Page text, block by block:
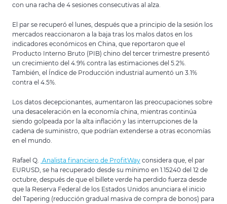
con una racha de 4 sesiones consecutivas al alza.
El par se recuperó el lunes, después que a principio de la sesión los
mercados reaccionaron a la baja tras los malos datos en los
indicadores económicos en China, que reportaron que el
Producto Interno Bruto (PIB) chino del tercer trimestre presentó
un crecimiento del 4.9% contra las estimaciones del 5.2%.
También, el Índice de Producción industrial aumentó un 3.1%
contra el 4.5%.
Los datos decepcionantes, aumentaron las preocupaciones sobre
una desaceleración en la economía china, mientras continúa
siendo golpeada por la alta inflación y las interrupciones de la
cadena de suministro, que podrían extenderse a otras economías
en el mundo.
Rafael Q. Analista financiero de ProfitWay considera que, el par
EURUSD, se ha recuperado desde su mínimo en 1.15240 del 12 de
octubre, después de que el billete verde ha perdido fuerza desde
que la Reserva Federal de los Estados Unidos anunciara el inicio
del Tapering (reducción gradual masiva de compra de bonos) para